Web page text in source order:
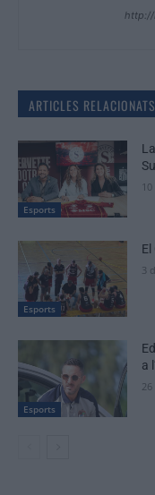
http://
ARTICLES RELACIONATS
Esports
Esports
3
Esports
a